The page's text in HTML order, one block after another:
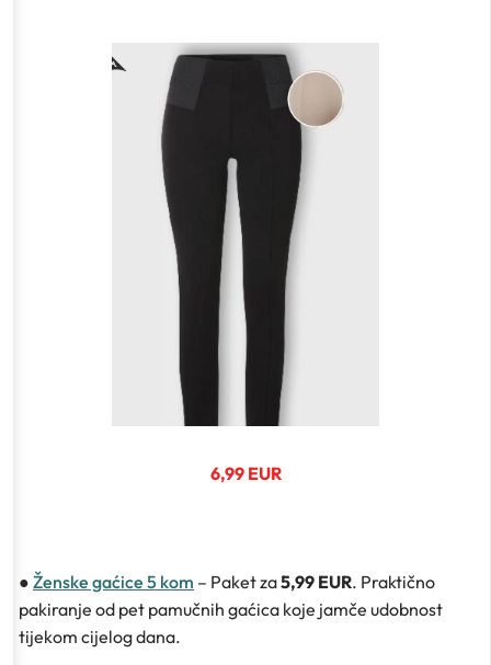
6,99 EUR
● Ženske gaćice 5 kom – Paket za5,99 EUR. Praktično
pakiranje od pet pamučnih gaćica koje jamče udobnost
tijekom cijelog dana.